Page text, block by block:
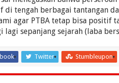
di tengah berbagai tantangan
agar PTBA tetap bisa positif
lagi sepanjang sejarah (laba
Twitter Stumbleupon